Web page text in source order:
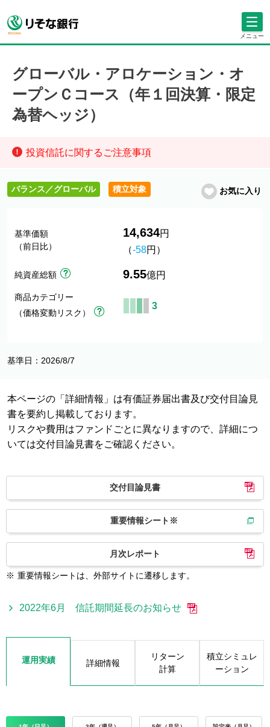
メニュー
グローバル・アロケーション・オ
ープンＣコース（年１回決算・限定
為替ヘッジ）
投資信託に関するご注意事項
バランス／グローバル 積立対象 お気に入り
基準価額
（前日比）
14,634円
（-58円）
純資産総額 9.55億円
商品カテゴリー
（価格変動リスク）
3
基準日：2026/8/7
本ページの「詳細情報」は有価証券届出書及び交付目論見
書を要約し掲載しております。
リスクや費用はファンドごとに異なりますので、詳細につ
いては交付目論見書をご確認ください。
交付目論見書
重要情報シート※
月次レポート
※ 重要情報シートは、外部サイトに遷移します。
2022年6月 信託期間延長のお知らせ
運用実績 詳細情報
リターン
計算
積立シミュレ
ーション